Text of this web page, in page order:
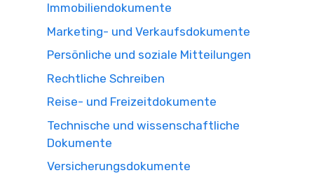
Immobiliendokumente
Marketing- und Verkaufsdokumente
Persönliche und soziale Mitteilungen
Rechtliche Schreiben
Reise- und Freizeitdokumente
Technische und wissenschaftliche
Dokumente
Versicherungsdokumente